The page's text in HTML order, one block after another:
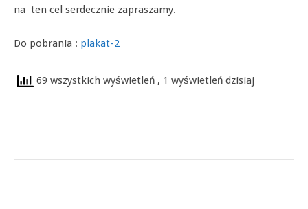
na ten cel serdecznie zapraszamy.
Do pobrania : plakat-2
69 wszystkich wyświetleń , 1 wyświetleń dzisiaj